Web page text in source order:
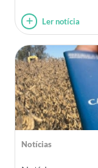
Ler notícia
Notícias